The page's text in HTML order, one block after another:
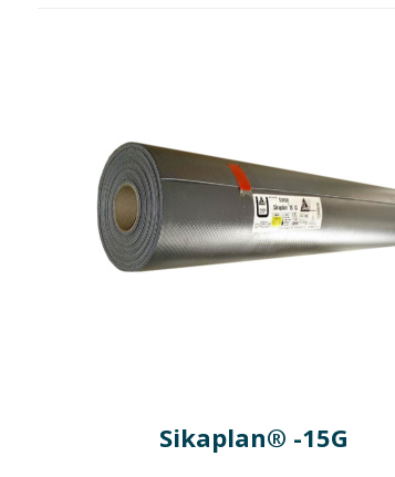
Sikaplan® -15G